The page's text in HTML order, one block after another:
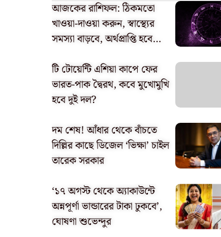
আজকের রাশিফল: ঠিকমতো
খাওয়া-দাওয়া করুন, স্বাস্থ্যের
সমস্যা বাড়বে, অর্থপ্রাপ্তি হবে…
টি টোয়েন্টি এশিয়া কাপে ফের
ভারত-পাক দ্বৈরথ, কবে মুখোমুখি
হবে দুই দল?
দম শেষ! আঁধার থেকে বাঁচতে
দিল্লির কাছে ডিজেল ‘ভিক্ষা’ চাইল
তারেক সরকার
‘১৭ অগস্ট থেকে অ্যাকাউন্টে
অন্নপূর্ণা ভান্ডারের টাকা ঢুকবে’,
ঘোষণা শুভেন্দুর